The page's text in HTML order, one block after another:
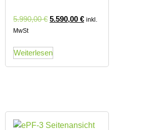
5.990,00€ 5.590,00 € inkl.
MwSt
Weiterlesen